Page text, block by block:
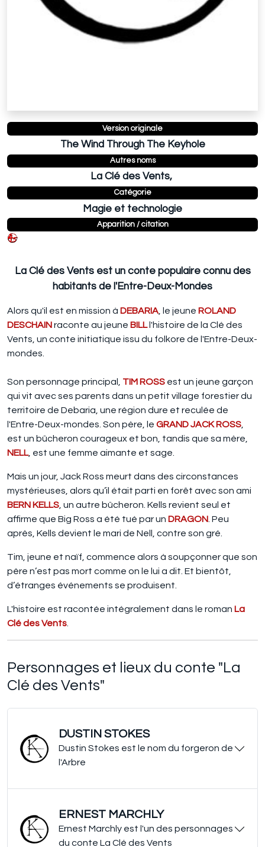
Version originale
The Wind Through The Keyhole
Autres noms
La Clé des Vents,
Catégorie
Magie et technologie
Apparition / citation
La Clé des Vents est un conte populaire connu des
habitants de l'Entre-Deux-Mondes
Alors qu'il est en mission à DEBARIA , le jeune ROLAND
DESCHAINraconte au jeune BILL l'histoire de la Clé des
Vents, un conte initiatique issu du folkore de l'Entre-Deux-
mondes.
Son personnage principal, TIM ROSS est un jeune garçon
qui vit avec ses parents dans un petit village forestier du
territoire de Debaria, une région dure et reculée de
l'Entre-Deux-mondes. Son père, le GRAND JACK ROSS
est un bûcheron courageux et bon, tandis que sa mère,
NELL, est une femme aimante et sage.
Mais un jour, Jack Ross meurt dans des circonstances
mystérieuses, alors qu’il était parti en forêt avec son ami
BERN KELLS , un autre bûcheron. Kells revient seul et
affirme que Big Ross a été tué par un DRAGON . Peu
après, Kells devient le mari de Nell, contre son gré.
Tim, jeune et naïf, commence alors à soupçonner que son
père n’est pas mort comme on le lui a dit. Et bientôt,
d’étranges événements se produisent.
L'histoire est racontée intégralement dans le roman La
Clé des Vents
Personnages et lieux du conte "La
Clé des Vents"
DUSTIN STOKES
Dustin Stokes est le nom du forgeron de
l'Arbre
ERNEST MARCHLY
Ernest Marchly est l'un des personnages
du conte La Clé des Vents